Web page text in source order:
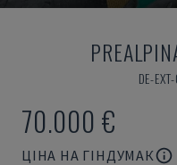
DE-
70.000 €
ЦІНА НА ГІНДУМАК